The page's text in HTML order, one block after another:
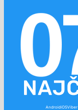
AndroidiOSViber